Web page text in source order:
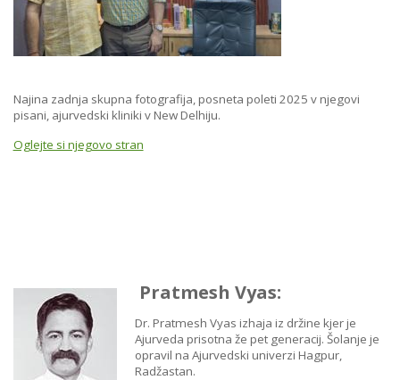
Najina zadnja skupna fotografija, posneta poleti 2025 v njegovi
pisani, ajurvedski kliniki v New Delhiju.
Oglejte si njegovo stran
Pratmesh Vyas:
Dr. Pratmesh Vyas izhaja iz držine kjer je
Ajurveda prisotna že pet generacij. Šolanje je
opravil na Ajurvedski univerzi Hagpur,
Radžastan.